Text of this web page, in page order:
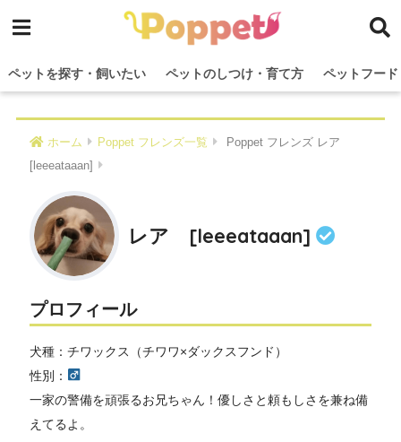
ペットを探す・飼いたい ペットのしつけ・育て方 ペットフー
ホーム Poppet フレンズ一覧
Poppet フレンズ レア
[leeeataaan]
レア [leeeataaan]
プロフィール
犬種：チワックス（チワワ×ダックスフンド）
性別：
一家の警備を頑張るお兄ちゃん！優しさと頼もしさを兼ね備
えてるよ。